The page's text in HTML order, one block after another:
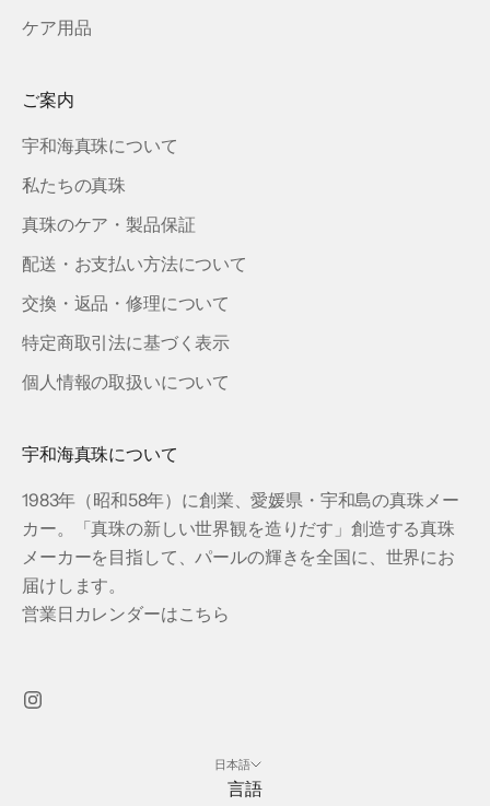
ケア用品
ご案内
宇和海真珠について
私たちの真珠
真珠のケア・製品保証
配送・お支払い方法について
交換・返品・修理について
特定商取引法に基づく表示
個人情報の取扱いについて
宇和海真珠について
1983年（昭和58年）に創業、愛媛県・宇和島の真珠メー
カー。「真珠の新しい世界観を造りだす」創造する真珠
メーカーを目指して、パールの輝きを全国に、世界にお
届けします。
営業日カレンダーはこちら
日本語
言語